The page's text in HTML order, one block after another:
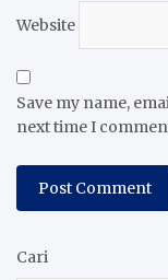
Website
Save my name,
next time I
Cari